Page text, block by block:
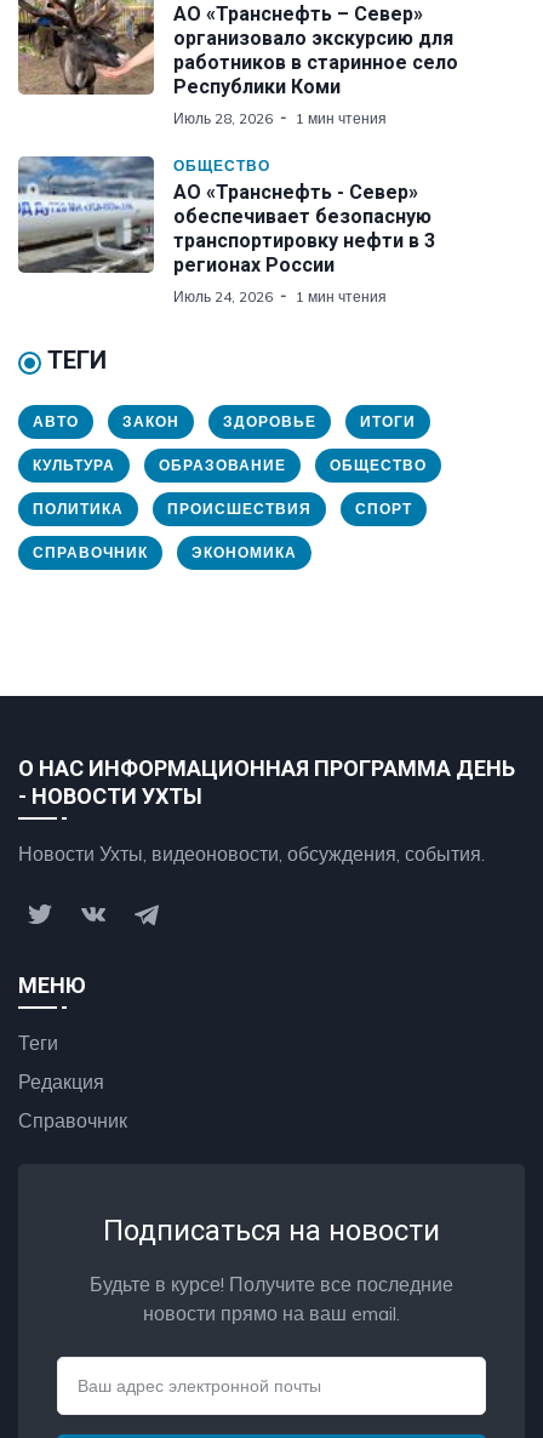
АО «Транснефть – Север»
организовало экскурсию для
работников в старинное село
Республики Коми
Июль 28, 2026 1 мин чтения
ОБЩЕСТВО
АО «Транснефть - Север»
обеспечивает безопасную
транспортировку нефти в 3
регионах России
Июль 24, 2026 1 мин чтения
ТЕГИ
АВТО ЗАКОН ЗДОРОВЬЕ ИТОГИ
КУЛЬТУРА ОБРАЗОВАНИЕ ОБЩЕСТВО
ПОЛИТИКА ПРОИСШЕСТВИЯ СПОРТ
СПРАВОЧНИК ЭКОНОМИКА
О НАС ИНФОРМАЦИОННАЯ ПРОГРАММА ДЕНЬ
- НОВОСТИ УХТЫ
Новости Ухты, видеоновости, обсуждения, события.
МЕНЮ
Теги
Редакция
Справочник
Подписаться на новости
Будьте в курсе! Получите все последние
новости прямо на ваш email.